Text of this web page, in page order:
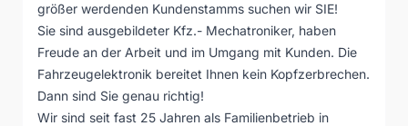
größer werdenden Kundenstamms suchen wir SIE!
Sie sind ausgebildeter Kfz.- Mechatroniker, haben
Freude an der Arbeit und im Umgang mit Kunden. Die
Fahrzeugelektronik bereitet Ihnen kein Kopfzerbrechen.
Dann sind Sie genau richtig!
Wir sind seit fast 25 Jahren als Familienbetrieb in